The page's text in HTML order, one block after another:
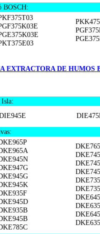
BOSCH:
EXTRACTORA DE HUMOS
Isla: